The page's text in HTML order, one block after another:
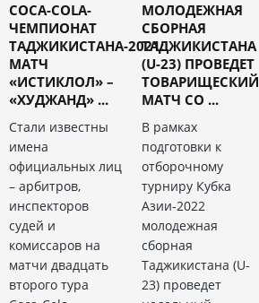
COCA-COLA-
ЧЕМПИОНАТ
ТАДЖИКИСТАНА-2021:
МАТЧ
«ИСТИКЛОЛ» –
«ХУДЖАНД» ...
Стали известны
имена
официальных лиц
– арбитров,
инспекторов
судей и
комиссаров на
матчи двадцать
второго тура
МОЛОДЕЖНАЯ
СБОРНАЯ
ТАДЖИКИСТАНА
(U-23) ПРОВЕДЕТ
ТОВАРИЩЕСКИЙ
МАТЧ СО ...
В рамках
подготовки к
отборочному
турниру Кубка
Азии-2022
молодежная
сборная
Таджикистана (U-
23) проведет